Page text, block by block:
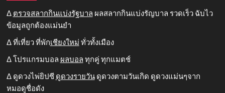
Δ ตรวจสลากกินแบ่งรัฐบาล ผลสลากกินแบ่งรัญบาล รวดเร็ว ฉับไว
ข้อมูลถูกต้องแม่นยำ
Δ ที่เที่ยว ที่พักเชียงใหม่ ทั่วทั้งเมือง
Δ โปรแกรมบอล ผลบอล ทุกคู่ ทุกแมตช์
Δ ดูดวงไพ่ยิปซี ดูดวงรายวันดูดวงตามวันเกิด ดูดวงแม่นๆจาก
หมอดูชื่อดัง